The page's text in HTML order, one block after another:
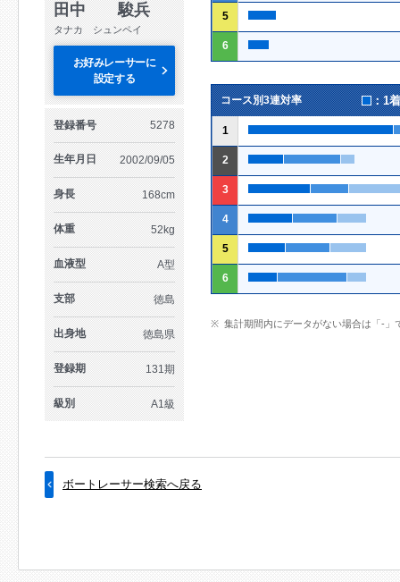
田中 駿兵
タナカ シュンペイ
お好みレーサーに
設定する
登録番号 5278
生年月日 2002/09/05
身長 168cm
体重 52kg
血液型 A型
支部 徳島
出身地 徳島県
登録期 131期
級別 A1級
5
6
コース別3連対率 ：1
1
2
3
4
5
6
集計期間内にデータがない場合は「-」
ボートレーサー検索へ戻る